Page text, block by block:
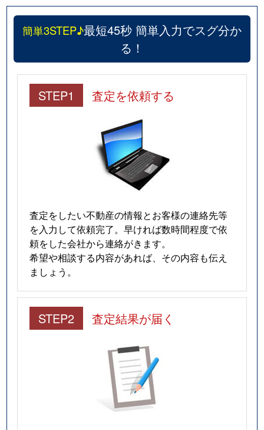
簡単3STEP♪最短45秒 簡単入力でスグ分か
る！
STEP1 査定を依頼する
査定をしたい不動産の情報とお客様の連絡先等
を入力して依頼完了。早ければ数時間程度で依
頼をした会社から連絡がきます。
希望や相談する内容があれば、その内容も伝え
ましょう。
STEP2 査定結果が届く